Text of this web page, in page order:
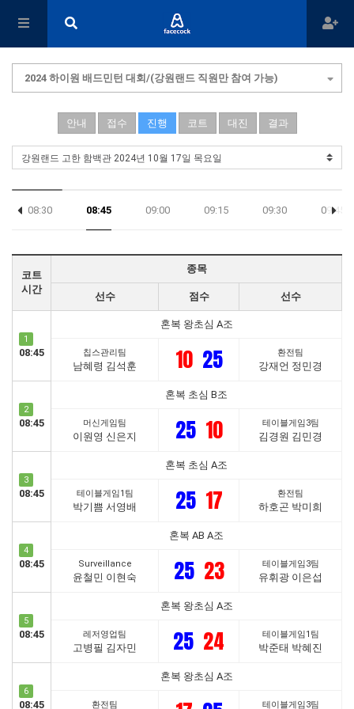
2024 하이원 배드민턴 대회/(강원랜드 직원만 참여 가능)
안내 접수 진행 코트 대진 결과
08:30 08:45 09:00 09:15 09:30 09:45
코트
시간
종목
선수 점수 선수
1
08:45
혼복 왕초심 A조
칩스관리팀
남혜령 김석훈 10 25 환전팀
강재언 정민경
2
08:45
혼복 초심 B조
머신게임팀
이원영 신은지 25 10 테이블게임3팀
김경원 김민경
3
08:45
혼복 초심 A조
테이블게임1팀
박기쁨 서영배 25 17 환전팀
하호곤 박미희
4
08:45
혼복 AB A조
Surveillance
윤철민 이현숙 25 23 테이블게임3팀
유휘광 이은섭
5
08:45
혼복 왕초심 A조
레저영업팀
고병필 김자민 25 24 테이블게임1팀
박준태 박혜진
6
08:45
혼복 왕초심 A조
환전팀 테이블게임3팀